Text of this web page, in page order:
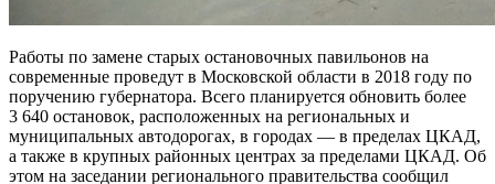
Работы по замене старых остановочных павильонов на
современные проведут в Московской области в 2018 году по
поручению губернатора. Всего планируется обновить более
3 640 остановок, расположенных на региональных и
муниципальных автодорогах, в городах — в пределах ЦКАД,
а также в крупных районных центрах за пределами ЦКАД. Об
этом на заседании регионального правительства сообщил